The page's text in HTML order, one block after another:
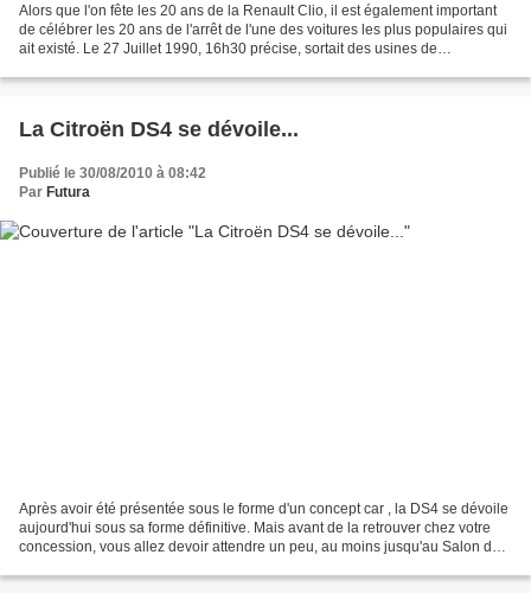
Alors que l'on fête les 20 ans de la Renault Clio, il est également important
de célébrer les 20 ans de l'arrêt de l'une des voitures les plus populaires qui
ait existé. Le 27 Juillet 1990, 16h30 précise, sortait des usines de
La Citroën DS4 se dévoile...
Publié le 30/08/2010 à 08:42
Par Futura
Après avoir été présentée sous le forme d'un concept car , la DS4 se dévoile
aujourd'hui sous sa forme définitive. Mais avant de la retrouver chez votre
concession, vous allez devoir attendre un peu, au moins jusqu'au Salon de